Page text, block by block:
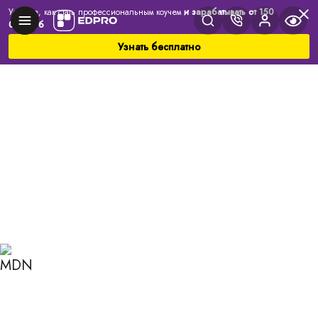
Узнайте, как стать профессиональным коучеми зарабатывать от 150
000 руб
Узнать бесплатно